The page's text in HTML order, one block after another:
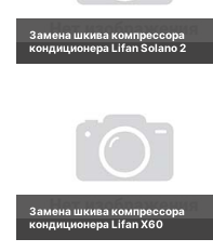
Замена шкива компрессора
кондиционера Lifan Solano 2
Замена шкива компрессора
кондиционера Lifan X60